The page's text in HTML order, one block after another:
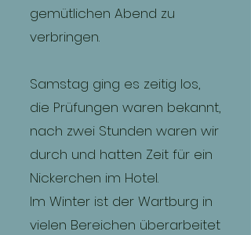
gemütlichen Abend zu
verbringen.
Samstag ging es zeitig los,
die Prüfungen waren bekannt,
nach zwei Stunden waren wir
durch und hatten Zeit für ein
Nickerchen im Hotel.
Im Winter ist der Wartburg in
vielen Bereichen überarbeitet